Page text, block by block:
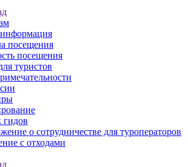
посещения
посещения
туристов
гидов
о сотрудничестве для туроператоров
с отходами